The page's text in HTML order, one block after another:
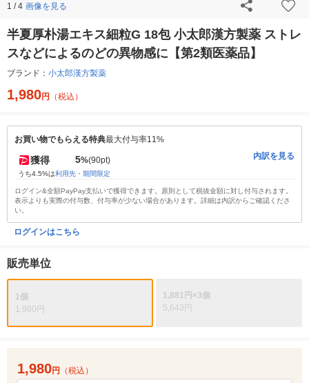
1 / 4 画像を見る
半夏厚朴湯エキス細粒G 18包 小太郎漢方製薬 ストレ
スなどによるのどの異物感に【第2類医薬品】
ブランド： 小太郎漢方製薬
1,980円 （税込）
お買い物でもらえる特典最大付与率11%
獲得 5%(90pt)
うち4.5%は利用先・期間限定
内訳を見る
ログイン&全額PayPay支払いで獲得できます。原則として税抜金額に対し付与されます。
表示よりも実際の付与数、付与率が少ない場合があります。詳細は内訳からご確認くださ
い。
ログインはこちら
販売単位
1個
1,980円
1,881円×3個
5,643円
1,980円 （税込）